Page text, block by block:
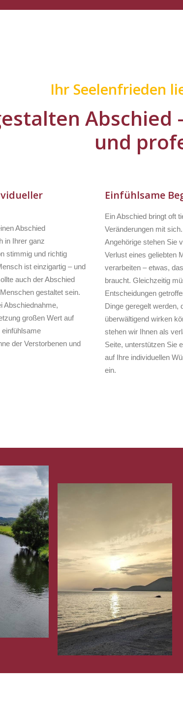
Ihr Seelenfrieden
und
Abschied
in Ihrer ganz
stimmig und richtig
ist einzigartig – und
auch der Abschied
gestaltet sein.
Abschiednahme,
großen Wert auf
der Verstorbenen und
Einfühlsame
Ein Abschied bringt oft
Veränderungen mit
Angehörige stehen Sie
Verlust eines geliebten
verarbeiten – etwas,
braucht. Gleichzeitig
Entscheidungen
Dinge geregelt werden,
überwältigend wirken
stehen wir Ihnen als
Seite, unterstützen Sie
auf Ihre individuellen
ein.